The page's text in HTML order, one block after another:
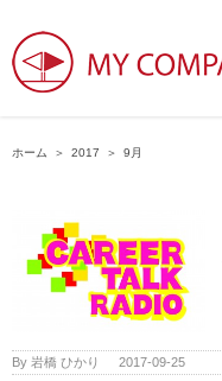
ホーム ＞ 2017 ＞ 9月
By 岩橋 ひかり 2017-09-25